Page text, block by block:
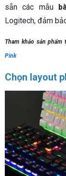
sẵn các mẫu
Logitech, đảm
Tham khảo sản phẩm
Pink
Chọn layout